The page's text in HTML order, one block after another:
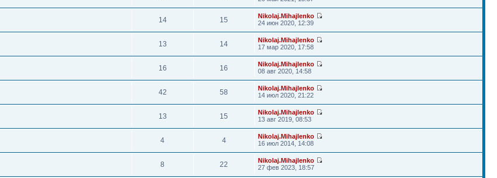
14 15
Nikolaj.Mihajlenko
24 июн 2020, 12:39
13 14
Nikolaj.Mihajlenko
17 мар 2020, 17:58
16 16
Nikolaj.Mihajlenko
08 авг 2020, 14:58
42 58
Nikolaj.Mihajlenko
14 июл 2020, 21:22
13 15
Nikolaj.Mihajlenko
13 авг 2019, 08:53
4 4
Nikolaj.Mihajlenko
16 июл 2014, 14:08
8 22
Nikolaj.Mihajlenko
27 фев 2023, 18:57